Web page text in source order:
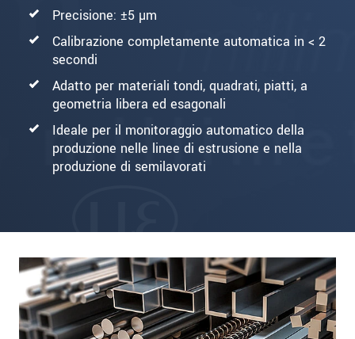
Precisione: ±5 µm
Calibrazione completamente automatica in < 2
secondi
Adatto per materiali tondi, quadrati, piatti, a
geometria libera ed esagonali
Ideale per il monitoraggio automatico della
produzione nelle linee di estrusione e nella
produzione di semilavorati